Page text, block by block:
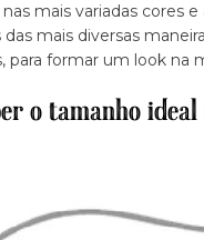
mais variadas cores
mais diversas
para formar um look na
o tamanho